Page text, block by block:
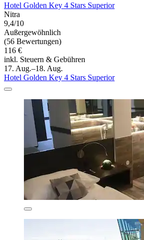
Hotel Golden Key 4 Stars Superior
Nitra
9,4/10
Außergewöhnlich
(56 Bewertungen)
116 €
inkl. Steuern & Gebühren
17. Aug.–18. Aug.
Hotel Golden Key 4 Stars Superior